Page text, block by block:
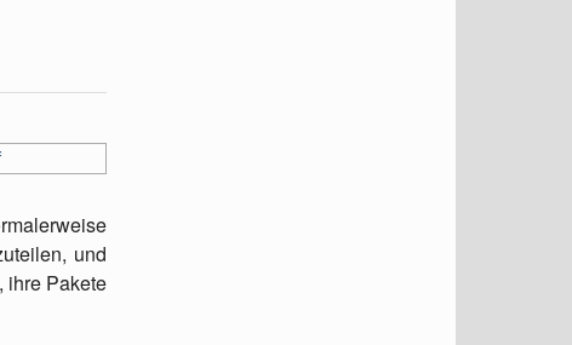
und
ihre Pakete